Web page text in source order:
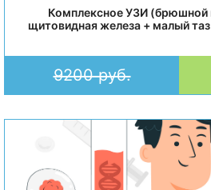
Комплексное УЗИ (брюшной
щитовидная железа + малый
9200 руб.